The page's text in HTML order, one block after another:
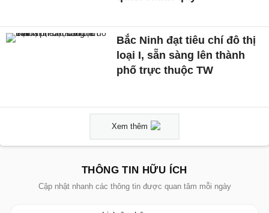
Bắc Ninh đạt tiêu chí đô thị
loại I, sẵn sàng lên thành
phố trực thuộc TW
Xem thêm
THÔNG TIN HỮU ÍCH
Cập nhật nhanh các thông tin được quan tâm mỗi ngày